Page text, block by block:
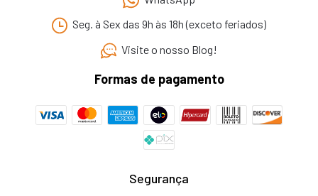
Seg. à Sex das 9h às 18h (exceto feriados)
Visite o nosso Blog!
Formas de pagamento
Segurança